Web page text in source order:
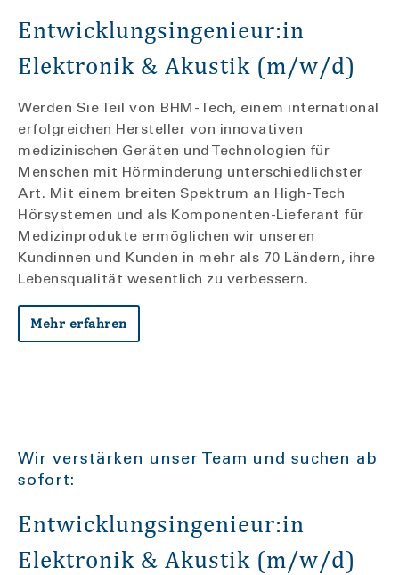
Entwicklungsingenieur:in
Elektronik & Akustik (m/w/d)
Werden Sie Teil von BHM-Tech, einem international
erfolgreichen Hersteller von innovativen
medizinischen Geräten und Technologien für
Menschen mit Hörminderung unterschiedlichster
Art. Mit einem breiten Spektrum an High-Tech
Hörsystemen und als Komponenten-Lieferant für
Medizinprodukte ermöglichen wir unseren
Kundinnen und Kunden in mehr als 70 Ländern, ihre
Lebensqualität wesentlich zu verbessern.
Mehr erfahren
Wir verstärken unser Team und suchen ab
sofort:
Entwicklungsingenieur:in
Elektronik & Akustik (m/w/d)